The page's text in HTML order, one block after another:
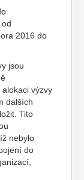
2016 do
jsou
výzvy
dalších
Tito
nebylo
do